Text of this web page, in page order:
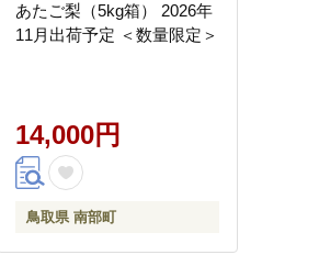
あたご梨（5kg箱） 2026年
11月出荷予定 ＜数量限定＞
14,000円
鳥取県 南部町